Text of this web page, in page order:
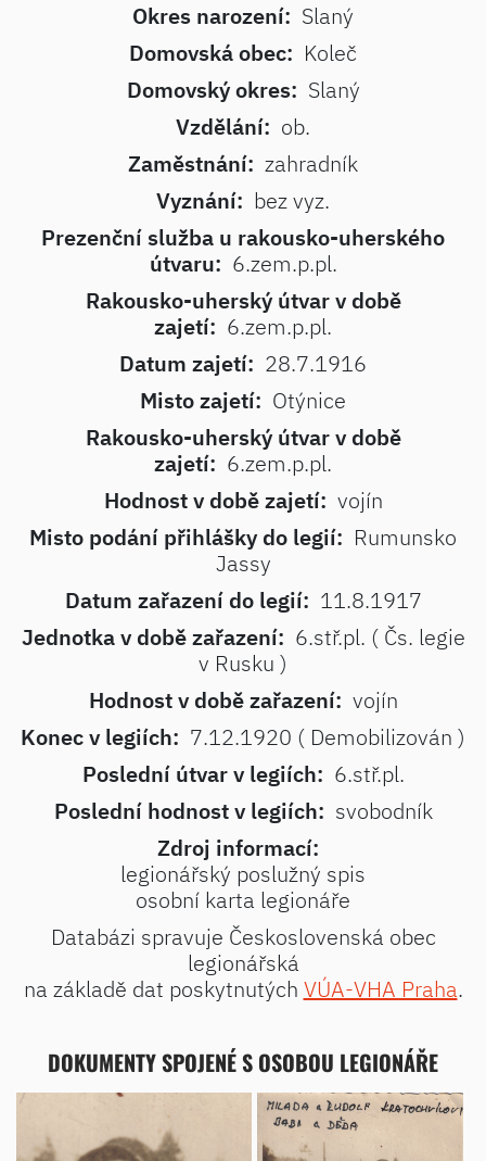
Okres narození: Slaný
Domovská obec: Koleč
Domovský okres: Slaný
Vzdělání: ob.
Zaměstnání: zahradník
Vyznání: bez vyz.
Prezenční služba u rakousko-uherského
útvaru: 6.zem.p.pl.
Rakousko-uherský útvar v době
zajetí: 6.zem.p.pl.
Datum zajetí: 28.7.1916
Misto zajetí: Otýnice
Rakousko-uherský útvar v době
zajetí: 6.zem.p.pl.
Hodnost v době zajetí: vojín
Misto podání přihlášky do legií: Rumunsko
Jassy
Datum zařazení do legií: 11.8.1917
Jednotka v době zařazení: 6.stř.pl. ( Čs. legie
v Rusku )
Hodnost v době zařazení: vojín
Konec v legiích: 7.12.1920 ( Demobilizován )
Poslední útvar v legiích: 6.stř.pl.
Poslední hodnost v legiích: svobodník
Zdroj informací:
legionářský poslužný spis
osobní karta legionáře
Databázi spravuje Československá obec
legionářská
na základě dat poskytnutých VÚA-VHA Praha.
DOKUMENTY SPOJENÉ S OSOBOU LEGIONÁŘE